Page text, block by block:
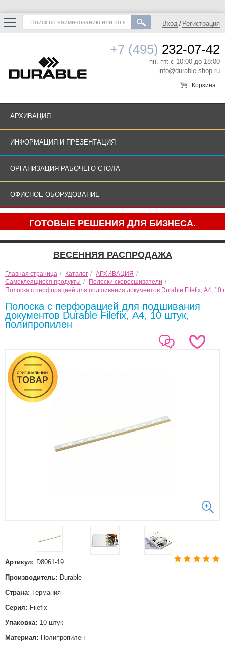
Вход / Регистрация
+7 (495) 232-07-42
пн.-пт: с 10:00 до 18:00
info@durable-shop.ru
Корзина
АРХИВАЦИЯ
ИНФОРМАЦИЯ И ПРЕЗЕНТАЦИЯ
ОРГАНИЗАЦИЯ РАБОЧЕГО СТОЛА
ОФИСНОЕ ОБОРУДОВАНИЕ
ГОТОВЫЕ РЕШЕНИЯ ДЛЯ БИЗНЕСА.
ВЕСЕННЯЯ РАСПРОДАЖА
Главная страница / Каталог / АРХИВАЦИЯ /
Самоклеящиеся продукты / Полоски скоросшиватели /
Полоска с перфорацией для подшивания документов Durable Filefix, А4, 10
Полоска с перфорацией для подшивания
документов Durable Filefix, А4, 10 штук,
полипропилен
Артикул: D8061-19
Производитель: Durable
Страна: Германия
Серия: Filefix
Упаковка: 10 штук
Материал: Полипропилен